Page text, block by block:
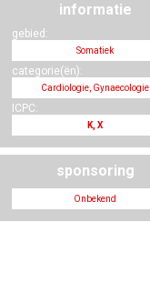
Zoek op kaart
Registreren
informatie
gebied:
Somatiek
categorie(ën):
Cardiologie, Gynaecologie
ICPC:
K, X
sponsoring
Onbekend